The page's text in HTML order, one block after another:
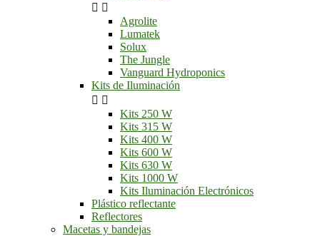
 
Agrolite
Lumatek
Solux
The Jungle
Vanguard Hydroponics
Kits de Iluminación
 
Kits 250 W
Kits 315 W
Kits 400 W
Kits 600 W
Kits 630 W
Kits 1000 W
Kits Iluminación Electrónicos
Plástico reflectante
Reflectores
Macetas y bandejas